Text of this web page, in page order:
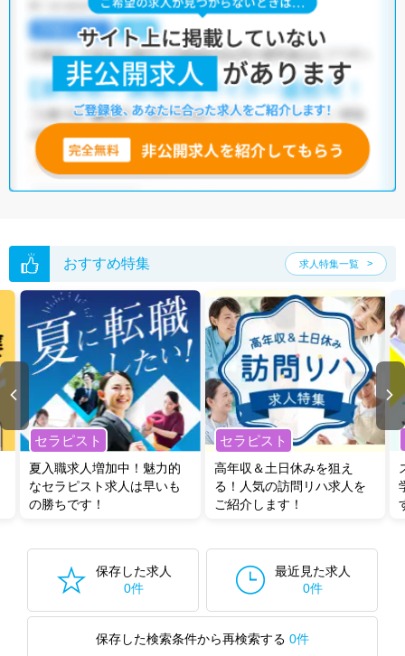
神戸市須磨区の言語聴覚士求人では以下のような条件が人気です。
土日祝休・積極採用中・新卒OK・正社員(正職員) ・
介護福祉施設 ・訪問リハビリ(在宅医療)・小児リハビリ・保育園
他の条件でも人気の求人がございますので、「こだわり条件」から検索
いただくか、お気軽にお問い合わせください。
全国の言語聴覚士求人
無料転職支援サービス
にお申し込みいただくと、ご希望条件をヒアリン
グした上で求人をご提案いたします。
い。
おすすめ特集 求人特集一覧
セラピスト
夏入職求人増加中！魅力的
なセラピスト求人は早いも
の勝ちです！
セラピスト
高年収＆土日休みを狙え
る！人気の訪問リハ求人を
ご紹介します！
保存した求人
0件
最近見た求人
0件
保存した検索条件から再検索する 0件